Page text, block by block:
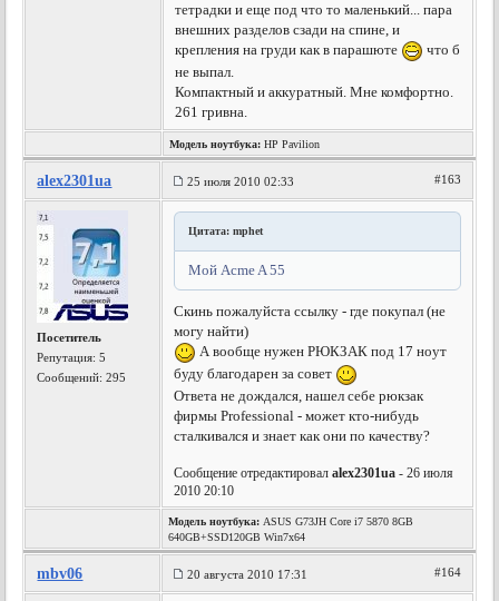
тетрадки и еще под что то маленький... пара
внешних разделов сзади на спине, и
крепления на груди как в парашюте
что б
не выпал.
Компактный и аккуратный. Мне комфортно.
261 гривна.
Модель ноутбука: HP Pavilion
alex2301ua 25 июля 2010 02:33 #163
Посетитель
Репутация:5
Сообщений: 295
Цитата: mphet
Мой Acme A 55
Скинь пожалуйста ссылку - где покупал (не
могу найти)
А вообще нужен РЮКЗАК под 17 ноут
буду благодарен за совет
Ответа не дождался, нашел себе рюкзак
фирмы Professional - может кто-нибудь
сталкивался и знает как они по качеству?
Сообщение отредактировалalex2301ua - 26 июля
2010 20:10
Модель ноутбука: ASUS G73JH Core i7 5870 8GB
640GB+SSD120GB Win7x64
mbv06 20 августа 2010 17:31 #164